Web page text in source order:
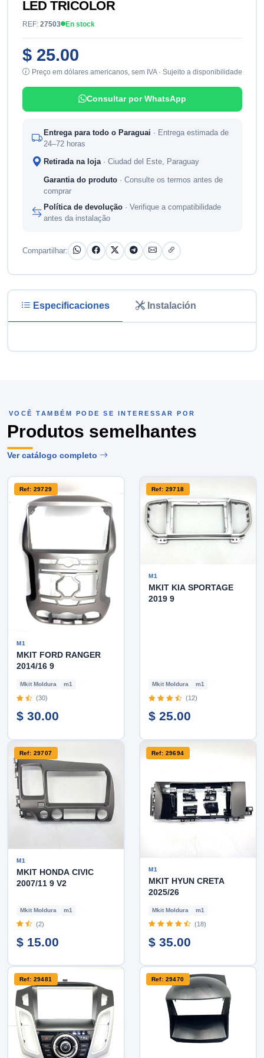
LED TRICOLOR
REF: 27503 En stock
$ 25.00
Preço em dólares americanos, sem IVA · Sujeito a disponibilidade
Consultar por WhatsApp
Entrega para todo o Paraguai · Entrega estimada de
24–72 horas
Retirada na loja · Ciudad del Este, Paraguay
Garantia do produto · Consulte os termos antes de
comprar
Política de devolução · Verifique a compatibilidade
antes da instalação
Compartilhar:
Especificaciones Instalación
VOCÊ TAMBÉM PODE SE INTERESSAR POR
Produtos semelhantes
Ver catálogo completo
Ref: 29729
M1
MKIT FORD RANGER
2014/16 9
Mkit Moldura m1
(30)
$ 30.00
Ref: 29718
M1
MKIT KIA SPORTAGE
2019 9
Mkit Moldura m1
(12)
$ 25.00
Ref: 29707
M1
MKIT HONDA CIVIC
2007/11 9 V2
Mkit Moldura m1
(2)
$ 15.00
Ref: 29694
M1
MKIT HYUN CRETA
2025/26
Mkit Moldura m1
(18)
$ 35.00
Ref: 29481 Ref: 29470